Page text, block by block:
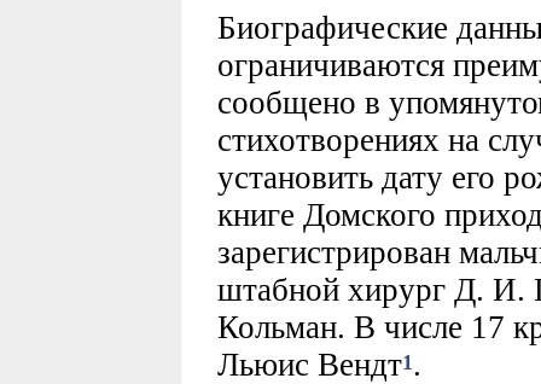
Биографические
ограничиваются
сообщено в
стихотворениях на
установить дату его
книге Домского
зарегистрирован
штабной хирург Д. И.
Кольман. В числе 17
Льюис Вендт1 .